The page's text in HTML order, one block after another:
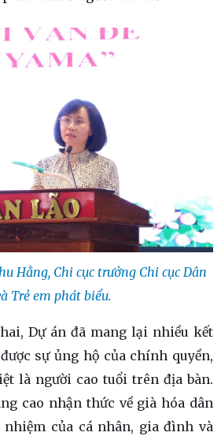
Hằng, Chi cục trưởng Chi cục Dân
Trẻ em phát biểu.
Dự án đã mang lại nhiều kết
sự ủng hộ của chính quyền,
là người cao tuổi trên địa bàn.
cao nhận thức về già hóa dân
của cá nhân, gia đình và